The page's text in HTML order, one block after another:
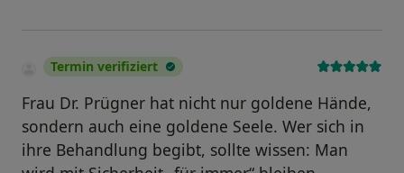
Termin verifiziert
Frau Dr. Prügner hat nicht nur goldene Hände,
sondern auch eine goldene Seele. Wer sich in
ihre Behandlung begibt, sollte wissen: Man